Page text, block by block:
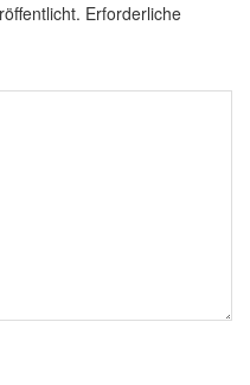
Erforderliche